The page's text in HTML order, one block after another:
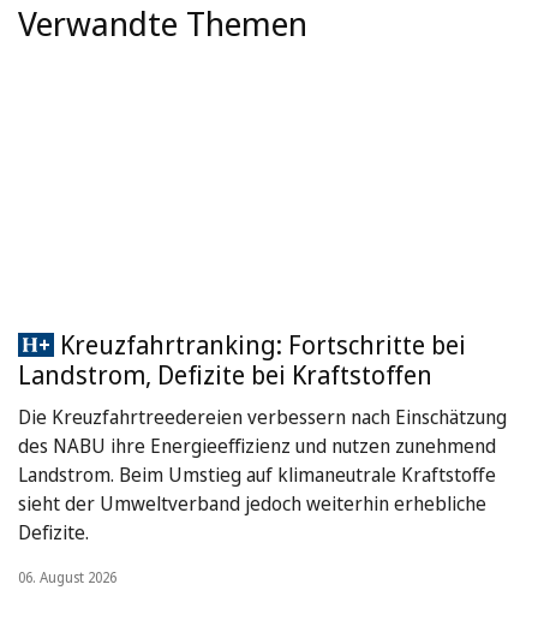
Verwandte Themen
Kreuzfahrtranking: Fortschritte bei
Landstrom, Defizite bei Kraftstoffen
Die Kreuzfahrtreedereien verbessern nach Einschätzung
des NABU ihre Energieeffizienz und nutzen zunehmend
Landstrom. Beim Umstieg auf klimaneutrale Kraftstoffe
sieht der Umweltverband jedoch weiterhin erhebliche
Defizite.
06. August 2026